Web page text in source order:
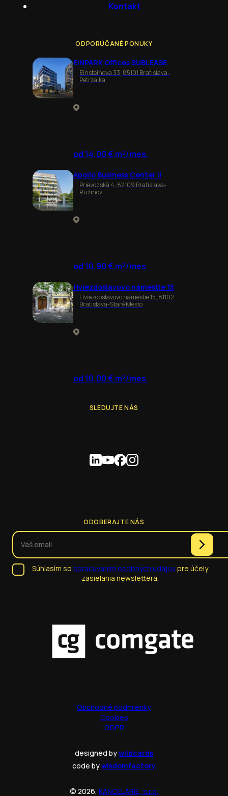
Kontakt
ODPORÚČANÉ PONUKY
EINPARK Offices SUBLEASE
Einsteinova 33, 85101 Bratislava-
Petržalka
od 14,00 € m²/mes.
Apollo Business Center II
Prievozská 4, 82109 Bratislava-
Ružinov
od 10,90 € m²/mes.
Hviezdoslavovo námestie 15
Hviezdoslavovo námestie 15, 81102
Bratislava-Staré Mesto
od 10,00 € m²/mes.
SLEDUJTE NÁS
ODOBERAJTE NÁS
Súhlasím so spracúvaním osobných údajovpre účely
zasielania newslettera.
Obchodné podmienky
Cookies
GDPR
designed bywildcards
code bywisdomfactory
© 2026, KANCELARIE, s.r.o.